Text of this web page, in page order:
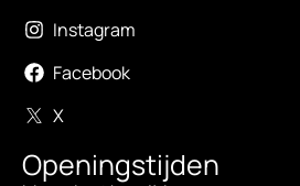
Instagram
Facebook
X
Openingstijden